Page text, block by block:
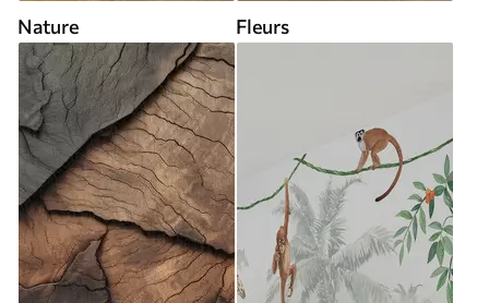
Nature Fleurs